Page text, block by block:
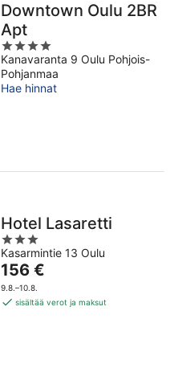
Downtown Oulu 2BR
Apt
4
out
of
5
Kanavaranta 9 Oulu Pohjois-
Pohjanmaa
Hae hinnat
Hotel Lasaretti
3
out
of
5
Kasarmintie 13 Oulu
Hinta
on
156 €
156 €
9.8.–10.8.
sisältää verot ja maksut